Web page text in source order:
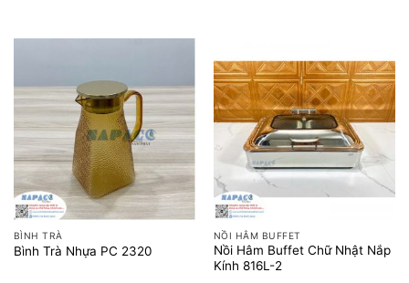
BÌNH TRÀ
Bình Trà Nhựa PC 2320
NỒI HÂM BUFFET
Nồi Hâm Buffet Chữ Nhật Nắp
Kính 816L-2